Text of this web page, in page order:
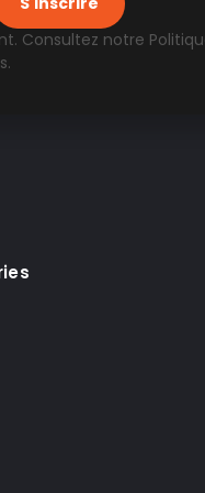
Consultez notre